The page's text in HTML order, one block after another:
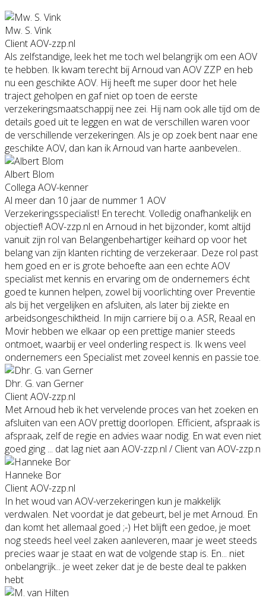
Mw. S. Vink
Client AOV-zzp.nl
Als zelfstandige, leek het me toch wel belangrijk om een AOV
te hebben. Ik kwam terecht bij Arnoud van AOV ZZP en heb
nu een geschikte AOV. Hij heeft me super door het hele
traject geholpen en gaf niet op toen de eerste
verzekeringsmaatschappij nee zei. Hij nam ook alle tijd om de
details goed uit te leggen en wat de verschillen waren voor
de verschillende verzekeringen. Als je op zoek bent naar ene
geschikte AOV, dan kan ik Arnoud van harte aanbevelen..
Albert Blom
Collega AOV-kenner
Al meer dan 10 jaar de nummer 1 AOV
Verzekeringsspecialist! En terecht. Volledig onafhankelijk en
objectief! AOV-zzp.nl en Arnoud in het bijzonder, komt altijd
vanuit zijn rol van Belangenbehartiger keihard op voor het
belang van zijn klanten richting de verzekeraar. Deze rol past
hem goed en er is grote behoefte aan een echte AOV
specialist met kennis en ervaring om de ondernemers écht
goed te kunnen helpen, zowel bij voorlichting over Preventie
als bij het vergelijken en afsluiten, als later bij ziekte en
arbeidsongeschiktheid. In mijn carriere bij o.a. ASR, Reaal en
Movir hebben we elkaar op een prettige manier steeds
ontmoet, waarbij er veel onderling respect is. Ik wens veel
ondernemers een Specialist met zoveel kennis en passie toe.
Dhr. G. van Gerner
Client AOV-zzp.nl
Met Arnoud heb ik het vervelende proces van het zoeken en
afsluiten van een AOV prettig doorlopen. Efficient, afspraak is
afspraak, zelf de regie en advies waar nodig. En wat even niet
goed ging ... dat lag niet aan AOV-zzp.nl / Client van AOV-zzp.n
Hanneke Bor
Client AOV-zzp.nl
In het woud van AOV-verzekeringen kun je makkelijk
verdwalen. Net voordat je dat gebeurt, bel je met Arnoud. En
dan komt het allemaal goed ;-) Het blijft een gedoe, je moet
nog steeds heel veel zaken aanleveren, maar je weet steeds
precies waar je staat en wat de volgende stap is. En... niet
onbelangrijk... je weet zeker dat je de beste deal te pakken
hebt